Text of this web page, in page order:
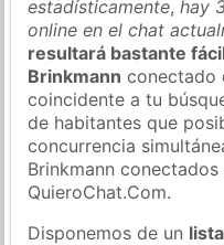
estadísticamente,hay
online en el chat
resultará bastante
Brinkmann conectado
coincidente a tu
de habitantes que
concurrencia
Brinkmann
QuieroChat.Com.
Disponemos de un